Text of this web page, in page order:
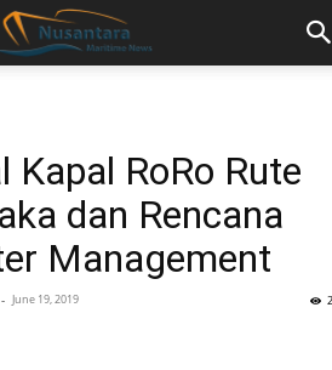
Kapal RoRo Rute
dan Rencana
Management
- June 19, 2019